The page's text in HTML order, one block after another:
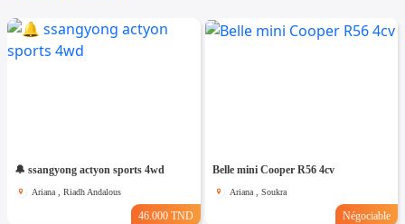
🔔 ssangyong actyon sports 4wd
Ariana , Riadh Andalous
46.000 TND
Belle mini Cooper R56 4cv
Ariana , Soukra
Négociable